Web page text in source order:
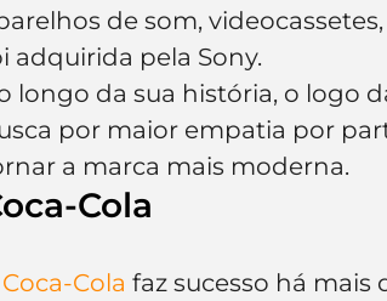
de som,
adquirida pela Sony.
longo da sua história, o logo
por maior empatia por
a marca mais moderna.
Cola
Coca-Cola faz sucesso há mais